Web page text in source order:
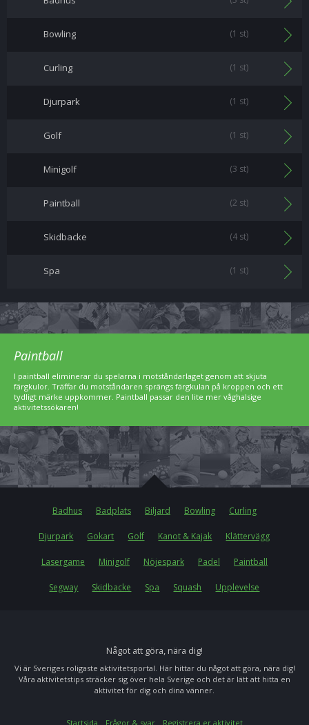
Bowling (1 st)
Curling (1 st)
Djurpark (1 st)
Golf (1 st)
Minigolf (3 st)
Paintball (2 st)
Skidbacke (4 st)
Spa (1 st)
Paintball
I paintball eliminerar du spelarna i motståndarlaget genom att skjuta
färgkulor. Träffar du motståndaren sprängs färgkulan på kroppen och ett
tydligt märke uppkommer. Paintball passar den lite mer våghalsige
aktivitetssökaren!
Badhus Badplats Biljard Bowling Curling
Djurpark Gokart Golf Kanot & Kajak Klättervägg
Lasergame Minigolf Nöjespark Padel Paintball
Segway Skidbacke Spa Squash Upplevelse
Något att göra, nära dig!
Vi är Sveriges roligaste aktivitetsportal. Här hittar du något att göra, nära dig!
Våra aktivitetstips sträcker sig över hela Sverige och det är lätt att hitta en
aktivitet för dig och dina vänner.
Startsida Frågor & svar Registrera er aktivitet